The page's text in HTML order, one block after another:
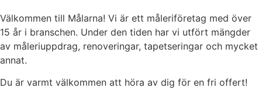
Välkommen till Målarna! Vi är ett måleriföretag med över
15 år i branschen. Under den tiden har vi utfört mängder
av måleriuppdrag, renoveringar, tapetseringar och mycket
annat.
Du är varmt välkommen att höra av dig för en fri offert!